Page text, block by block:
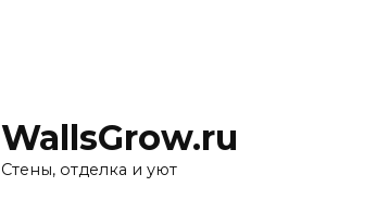
WallsGrow.ru
Стены, отделка и уют